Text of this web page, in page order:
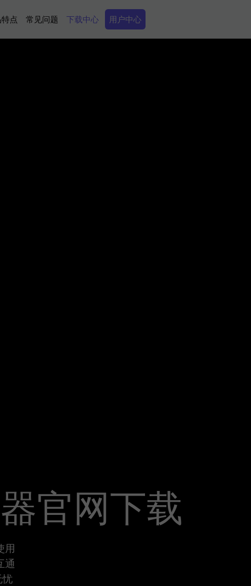
点 常见问题 下载中心 Secondary Menu
用户中心
官网下载
用
通
忧